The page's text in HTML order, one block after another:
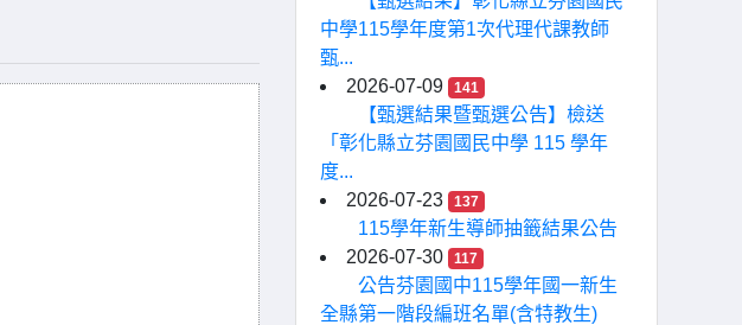
中學115學年度第1次代理代課教師
甄...
2026-07-09
141
【甄選結果暨甄選公告】檢送
「彰化縣立芬園國民中學 115 學年
度...
2026-07-23
137
115學年新生導師抽籤結果公告
2026-07-30
117
公告芬園國中115學年國一新生
全縣第一階段編班名單(含特教生)